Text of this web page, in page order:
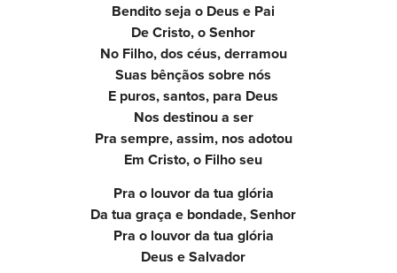
Bendito seja o Deus e Pai
De Cristo, o Senhor
No Filho, dos céus, derramou
Suas bênçãos sobre nós
E puros, santos, para Deus
Nos destinou a ser
Pra sempre, assim, nos adotou
Em Cristo, o Filho seu
Pra o louvor da tua glória
Da tua graça e bondade, Senhor
Pra o louvor da tua glória
Deus e Salvador